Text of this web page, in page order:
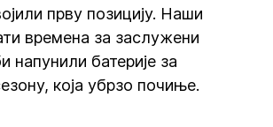
прву позицију. Наши
времена за заслужени
напунили батерије за
која убрзо почиње.